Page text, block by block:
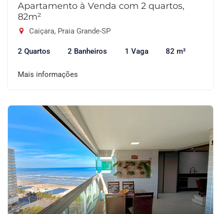
Apartamento à Venda com 2 quartos,
82m²
Caiçara, Praia Grande-SP
2 Quartos 2 Banheiros 1 Vaga 82 m²
Mais informações